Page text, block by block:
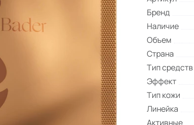
Бренд
Наличие
Объем
Страна
Тип средств
Эффект
Тип кожи
Линейка
Активные